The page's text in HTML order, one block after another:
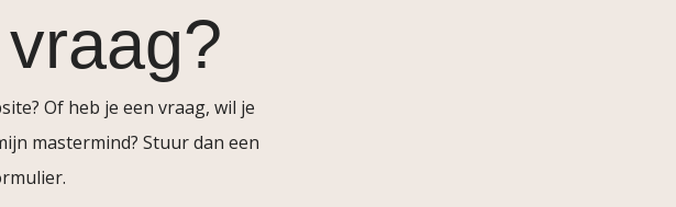
Of heb je een vraag, wil je
mastermind? Stuur dan een